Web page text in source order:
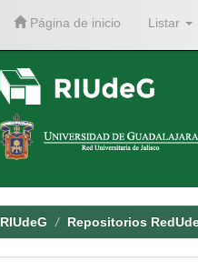
Página de inicio Listar
RIUdeG Repositorios